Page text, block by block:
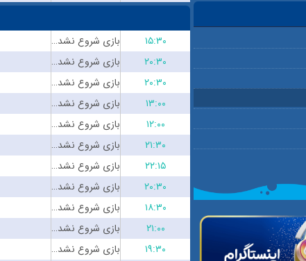
بازی شروع نشده است
۱۵:۳۰
بازی شروع نشده است
۲۰:۳۰
بازی شروع نشده است
۲۰:۳۰
بازی شروع نشده است
۱۳:۰۰
بازی شروع نشده است
۱۲:۰۰
بازی شروع نشده است
۲۱:۳۰
بازی شروع نشده است
۲۲:۱۵
بازی شروع نشده است
۲۰:۳۰
بازی شروع نشده است
۱۸:۳۰
بازی شروع نشده است
۲۱:۰۰
بازی شروع نشده است
۱۹:۳۰